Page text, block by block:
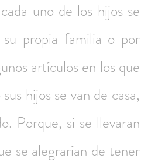
uno de los hijos se
propia familia o por
artículos en los que
hijos se van de casa,
Porque, si se llevaran
se alegrarían de tener